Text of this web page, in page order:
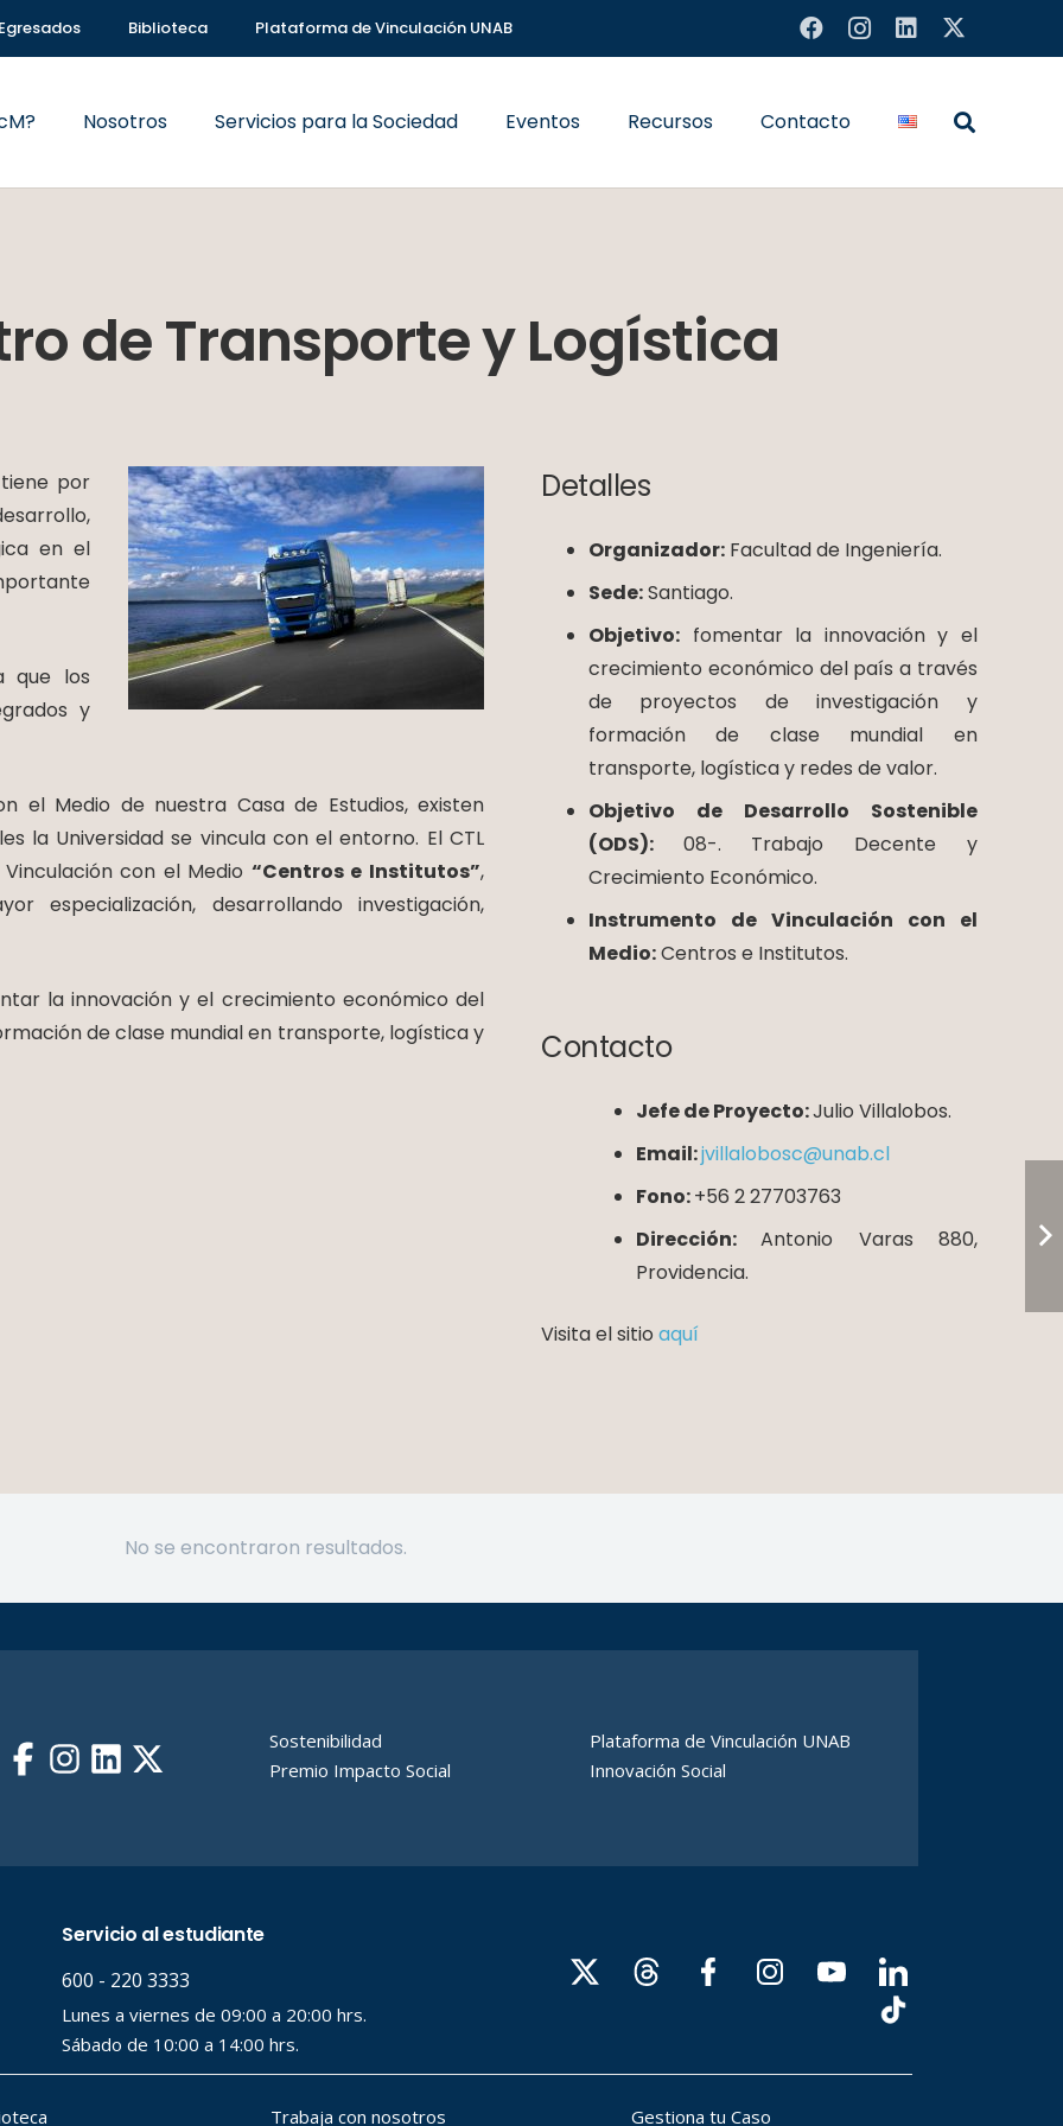
Egresados Biblioteca Plataforma de Vinculación UNAB
Nosotros Servicios para la Sociedad Eventos Recursos Contacto
de Transporte y Logística
tiene por
en el
que los
y
el Medio de nuestra Casa de Estudios, existen
la Universidad se vincula con el entorno. El CTL
con el Medio “Centros e Institutos”,
especialización, desarrollando investigación,
la innovación y el crecimiento económico del
de clase mundial en transporte, logística y
Detalles
Organizador:Facultad de Ingeniería.
Sede:Santiago.
Objetivo:fomentar la innovación y el
crecimiento económico del país a través
de proyectos de investigación y
formación de clase mundial en
transporte, logística y redes de valor.
Objetivo de Desarrollo Sostenible
(ODS): 08-. Trabajo Decente y
Crecimiento Económico.
Instrumento de Vinculación con el
Medio:Centros e Institutos.
Contacto
Jefe de Proyecto:Julio Villalobos.
Email:jvillalobosc@unab.cl
Fono:+56 2 27703763
Dirección:Antonio Varas 880,
Providencia.
Visita el sitio aquí
No se encontraron resultados.